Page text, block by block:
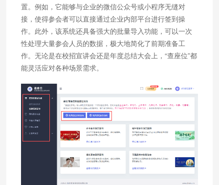
置。例如，它能够与企业的微信公众号或小程序无缝对
接，使得参会者可以直接通过企业内部平台进行签到操
作。此外，该系统还具备强大的批量导入功能，可以一次
性处理大量参会人员的数据，极大地简化了前期准备工
作。无论是在校招宣讲会还是年度总结大会上，“查座位”都
能灵活应对各种场景需求。